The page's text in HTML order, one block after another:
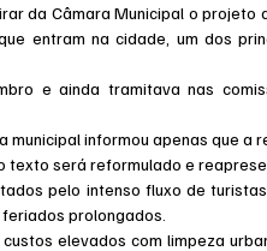
da Câmara Municipal o projeto
entram na cidade, um dos
e ainda tramitava nas
informou apenas que a
será reformulado e
pelo intenso fluxo de
prolongados.
elevados com limpeza